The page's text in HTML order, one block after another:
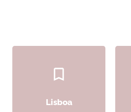
Lisboa